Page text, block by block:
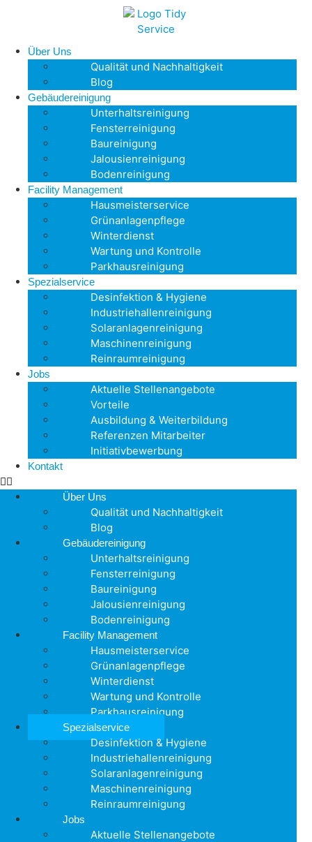
Über Uns
Qualität und Nachhaltigkeit
Blog
Gebäudereinigung
Unterhaltsreinigung
Fensterreinigung
Baureinigung
Jalousienreinigung
Bodenreinigung
Facility Management
Hausmeisterservice
Grünanlagenpflege
Winterdienst
Wartung und Kontrolle
Parkhausreinigung
Spezialservice
Desinfektion & Hygiene
Industriehallenreinigung
Solaranlagenreinigung
Maschinenreinigung
Reinraumreinigung
Jobs
Aktuelle Stellenangebote
Vorteile
Ausbildung & Weiterbildung
Referenzen Mitarbeiter
Initiativbewerbung
Kontakt
Über Uns
Qualität und Nachhaltigkeit
Blog
Gebäudereinigung
Unterhaltsreinigung
Fensterreinigung
Baureinigung
Jalousienreinigung
Bodenreinigung
Facility Management
Hausmeisterservice
Grünanlagenpflege
Winterdienst
Wartung und Kontrolle
Parkhausreinigung
Spezialservice
Desinfektion & Hygiene
Industriehallenreinigung
Solaranlagenreinigung
Maschinenreinigung
Reinraumreinigung
Jobs
Aktuelle Stellenangebote